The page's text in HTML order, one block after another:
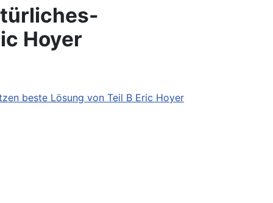
Hoyer
beste Lösung von Teil B Eric Hoyer